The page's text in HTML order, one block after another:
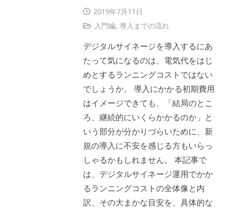
2019年7月11日
入門編, 導入までの流れ
デジタルサイネージを導入するにあ
たって気になるのは、電気代をはじ
めとするランニングコストではない
でしょうか。 導入にかかる初期費用
はイメージできても、「結局のとこ
ろ、継続的にいくらかかるのか」と
いう部分が分かりづらいために、新
規の導入に不安を感じる方もいらっ
しゃるかもしれません。 本記事で
は、デジタルサイネージ運用でかか
るランニングコストの全体像と内
訳、その大まかな目安を、具体的な